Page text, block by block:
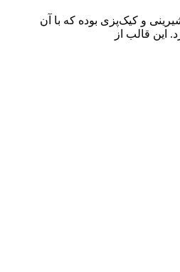
و کیک‌پزی بوده که با آن
این قالب از